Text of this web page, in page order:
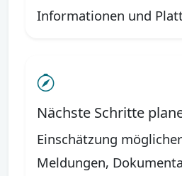
Informationen und
Nächste Schritte
Einschätzung
Meldungen,